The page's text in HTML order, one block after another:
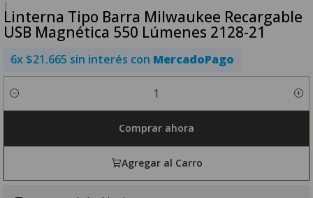
|
Linterna Tipo Barra Milwaukee Recargable
USB Magnética 550 Lúmenes 2128-21
6x $21.665 sin interés con MercadoPago
Cantidad
Agregar al Carro
Comprar ahora